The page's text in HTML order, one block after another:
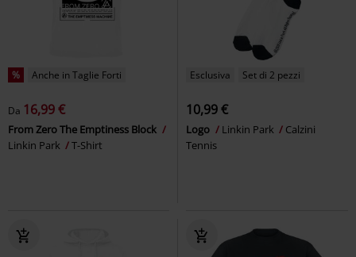
% Anche in Taglie Forti
Da 16,99 €
From Zero The Emptiness Block
Linkin Park
T-Shirt
Esclusiva Set di 2 pezzi
10,99 €
Logo Linkin Park
Calzini
Tennis